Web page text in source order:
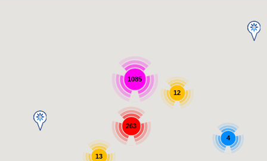
1085
13
263
4
12